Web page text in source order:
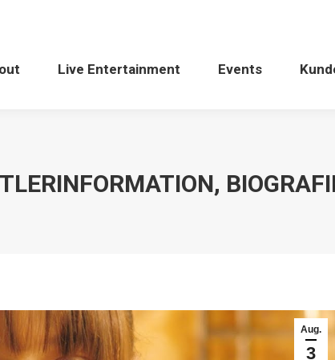
Live Entertainment Events
Aug.
3